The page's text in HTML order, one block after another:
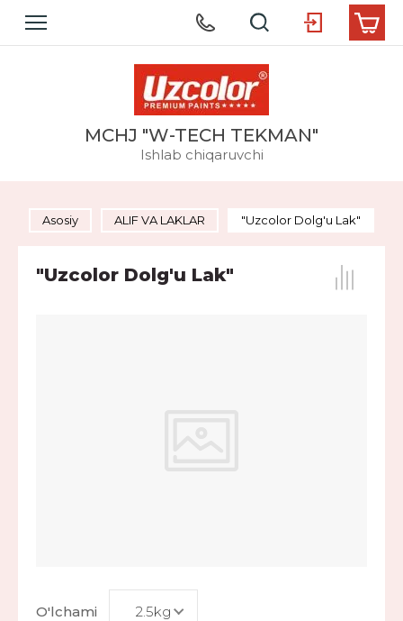
MCHJ "W-TECH TEKMAN"
Ishlab chiqaruvchi
Asosiy ALIF VA LAKLAR "Uzcolor Dolg'u Lak"
"Uzcolor Dolg'u Lak"
O'lchami